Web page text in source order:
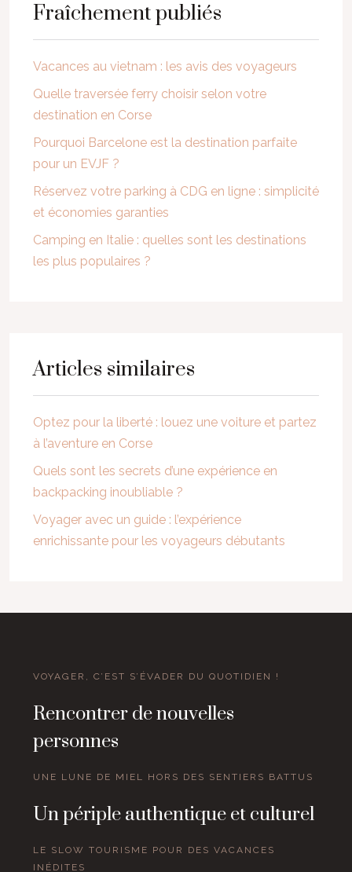
Fraîchement publiés
Vacances au vietnam : les avis des voyageurs
Quelle traversée ferry choisir selon votre
destination en Corse
Pourquoi Barcelone est la destination parfaite
pour un EVJF ?
Réservez votre parking à CDG en ligne : simplicité
et économies garanties
Camping en Italie : quelles sont les destinations
les plus populaires ?
Articles similaires
Optez pour la liberté : louez une voiture et partez
à l’aventure en Corse
Quels sont les secrets d’une expérience en
backpacking inoubliable ?
Voyager avec un guide : l’expérience
enrichissante pour les voyageurs débutants
VOYAGER, C’EST S’ÉVADER DU QUOTIDIEN !
Rencontrer de nouvelles
personnes
UNE LUNE DE MIEL HORS DES SENTIERS BATTUS
Un périple authentique et culturel
LE SLOW TOURISME POUR DES VACANCES
INÉDITES